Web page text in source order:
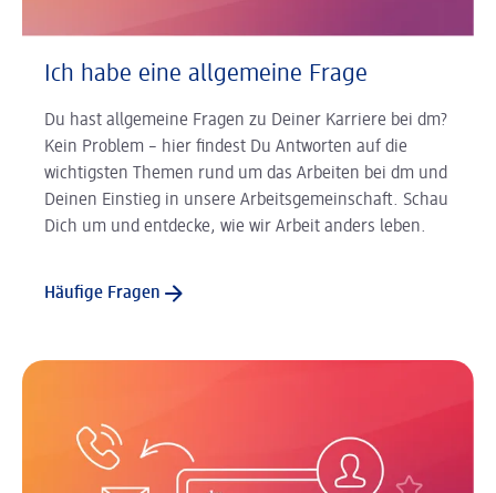
Ich habe eine allgemeine Frage
Du hast allgemeine Fragen zu Deiner Karriere bei dm?
Kein Problem – hier findest Du Antworten auf die
wichtigsten Themen rund um das Arbeiten bei dm und
Deinen Einstieg in unsere Arbeitsgemeinschaft. Schau
Dich um und entdecke, wie wir Arbeit anders leben.
Häufige Fragen